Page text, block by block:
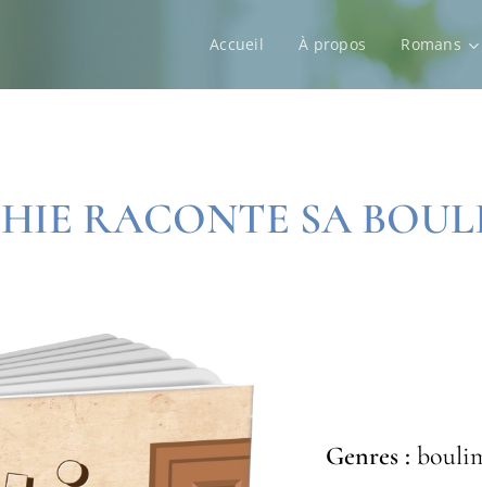
Accueil À propos Romans
RACONTE SA
Genres :